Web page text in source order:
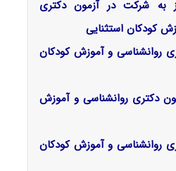
به شرکت در آزمون دکتری
کودکان استثنایی
روانشناسی و آموزش کودکان
دکتری روانشناسی و آموزش
روانشناسی و آموزش کودکان